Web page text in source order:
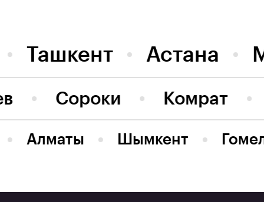
Ташкент Астана
Комрат
Сороки
Алматы Шымкент